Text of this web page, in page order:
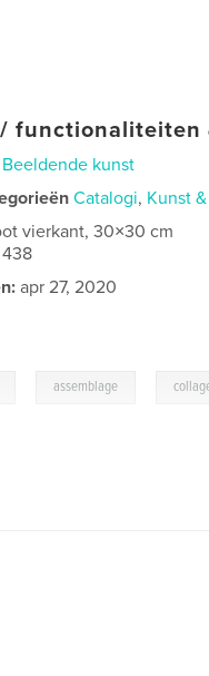
functionaliteiten
Beeldende kunst
Catalogi, Kunst
vierkant, 30×30 cm
438
apr 27, 2020
assemblage